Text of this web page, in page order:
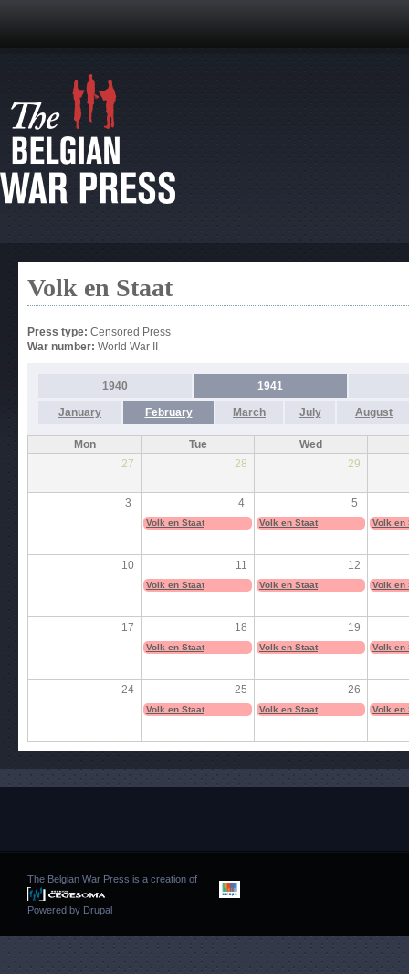
Volk en Staat
Press type: Censored Press
War number: World War II
1940 1941
January February March July August
Mon Tue
Wed
27
28 29
3 4 5
Volk en Staat Volk en Staat Volk en
10 11 12
Volk en Staat Volk en Staat Volk en
17 18 19
Volk en Staat Volk en Staat Volk en
24 25 26
Volk en Staat Volk en Staat Volk en
The Belgian War Press is a creation of
Powered by Drupal